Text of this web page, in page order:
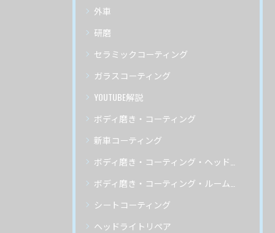
外車
研磨
セラミックコーティング
ガラスコーティング
YOUTUBE解説
ボディ磨き・コーティング
新車コーティング
ボディ磨き・コーティング・ヘッドライトリペア
ボディ磨き・コーティング・ルームクリーニング
シートコーティング
ヘッドライトリペア